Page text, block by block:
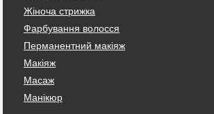
Жіноча стрижка
Фарбування волосся
Перманентний макіяж
Макіяж
Масаж
Манікюр